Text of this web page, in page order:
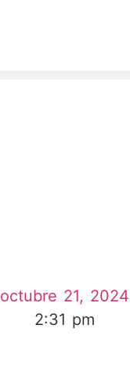
octubre 21, 2024
2:31 pm